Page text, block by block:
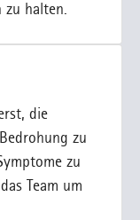
zu halten.
die
zu
zu
Team um